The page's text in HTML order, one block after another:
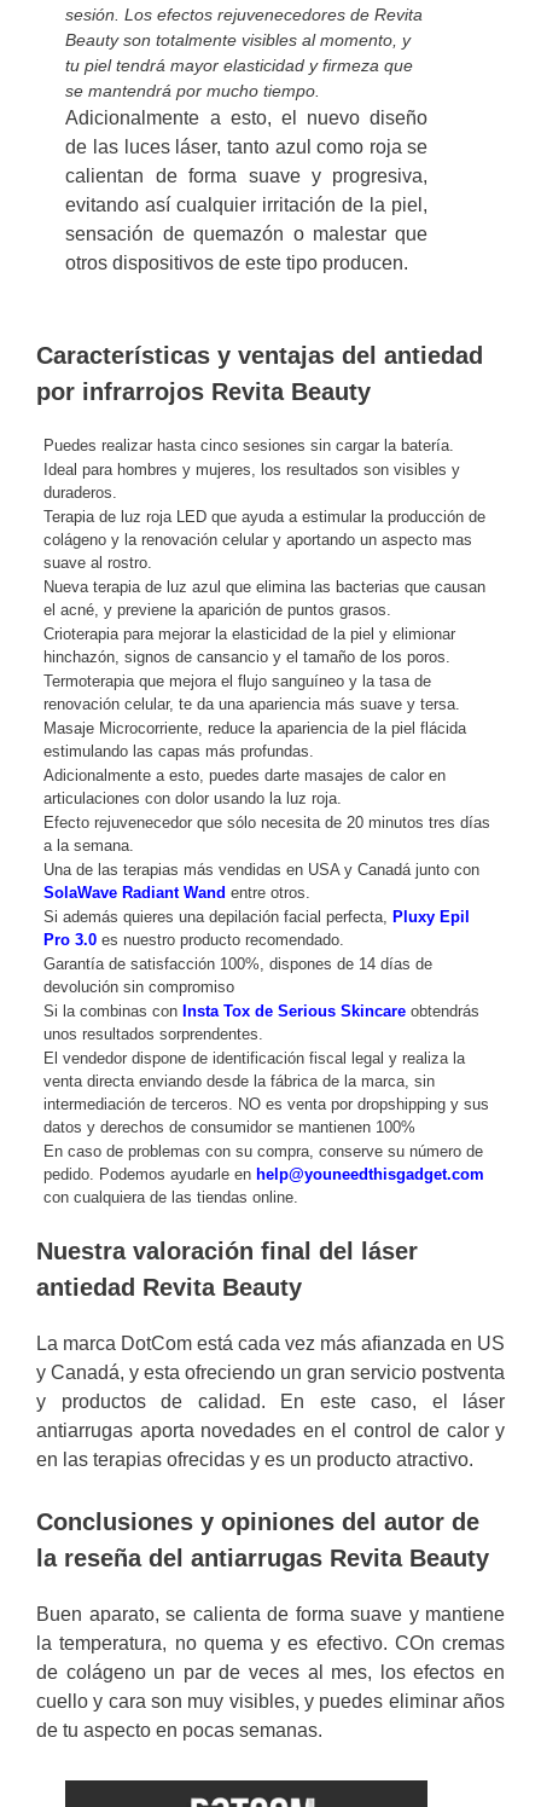
sesión. Los efectos rejuvenecedores de Revita
Beauty son totalmente visibles al momento, y
tu piel tendrá mayor elasticidad y firmeza que
se mantendrá por mucho tiempo.
Adicionalmente a esto, el nuevo diseño
de las luces láser, tanto azul como roja se
calientan de forma suave y progresiva,
evitando así cualquier irritación de la piel,
sensación de quemazón o malestar que
otros dispositivos de este tipo producen.
Características y ventajas del antiedad
por infrarrojos Revita Beauty
Puedes realizar hasta cinco sesiones sin cargar la batería.
Ideal para hombres y mujeres, los resultados son visibles y
duraderos.
Terapia de luz roja LED que ayuda a estimular la producción de
colágeno y la renovación celular y aportando un aspecto mas
suave al rostro.
Nueva terapia de luz azul que elimina las bacterias que causan
el acné, y previene la aparición de puntos grasos.
Crioterapia para mejorar la elasticidad de la piel y elimionar
hinchazón, signos de cansancio y el tamaño de los poros.
Termoterapia que mejora el flujo sanguíneo y la tasa de
renovación celular, te da una apariencia más suave y tersa.
Masaje Microcorriente, reduce la apariencia de la piel flácida
estimulando las capas más profundas.
Adicionalmente a esto, puedes darte masajes de calor en
articulaciones con dolor usando la luz roja.
Efecto rejuvenecedor que sólo necesita de 20 minutos tres días
a la semana.
Una de las terapias más vendidas en USA y Canadá junto con
SolaWave Radiant Wand entre otros.
Si además quieres una depilación facial perfecta, Pluxy Epil
Pro 3.0 es nuestro producto recomendado.
Garantía de satisfacción 100%, dispones de 14 días de
devolución sin compromiso
Si la combinas con Insta Tox de Serious Skincare obtendrás
unos resultados sorprendentes.
El vendedor dispone de identificación fiscal legal y realiza la
venta directa enviando desde la fábrica de la marca, sin
intermediación de terceros. NO es venta por dropshipping y sus
datos y derechos de consumidor se mantienen 100%
En caso de problemas con su compra, conserve su número de
pedido. Podemos ayudarle en help@youneedthisgadget.com
con cualquiera de las tiendas online.
Nuestra valoración final del láser
antiedad Revita Beauty
La marca DotCom está cada vez más afianzada en US
y Canadá, y esta ofreciendo un gran servicio postventa
y productos de calidad. En este caso, el láser
antiarrugas aporta novedades en el control de calor y
en las terapias ofrecidas y es un producto atractivo.
Conclusiones y opiniones del autor de
la reseña del antiarrugas Revita Beauty
Buen aparato, se calienta de forma suave y mantiene
la temperatura, no quema y es efectivo. COn cremas
de colágeno un par de veces al mes, los efectos en
cuello y cara son muy visibles, y puedes eliminar años
de tu aspecto en pocas semanas.